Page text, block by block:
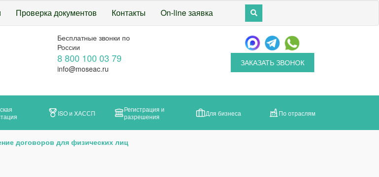
Проверка документов Контакты On-line заявка
Бесплатные звонки по
России
8 800 100 03 79
info@moseac.ru
ЗАКАЗАТЬ ЗВОНОК
ISO и ХАССП
Регистрация и
разрешения
Для бизнеса По отраслям
договоров для физических лиц